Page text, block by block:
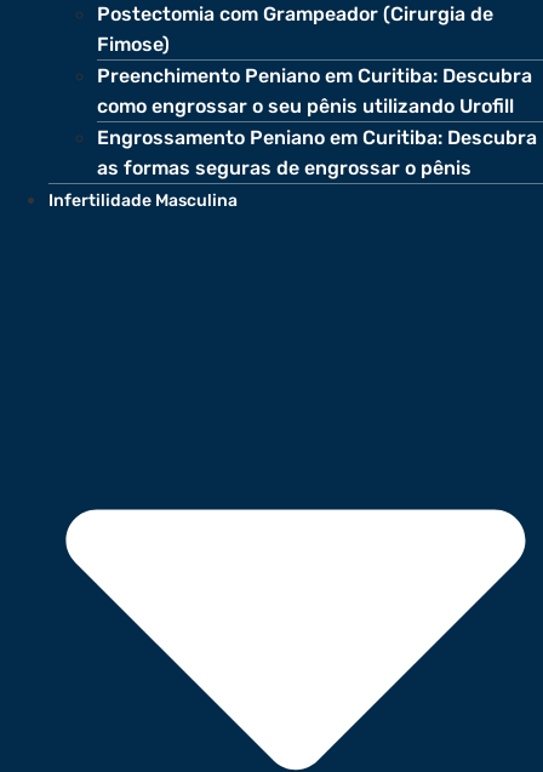
Postectomia com Grampeador (Cirurgia de
Fimose)
Preenchimento Peniano em Curitiba: Descubra
como engrossar o seu pênis utilizando Urofill
Engrossamento Peniano em Curitiba: Descubra
as formas seguras de engrossar o pênis
Infertilidade Masculina